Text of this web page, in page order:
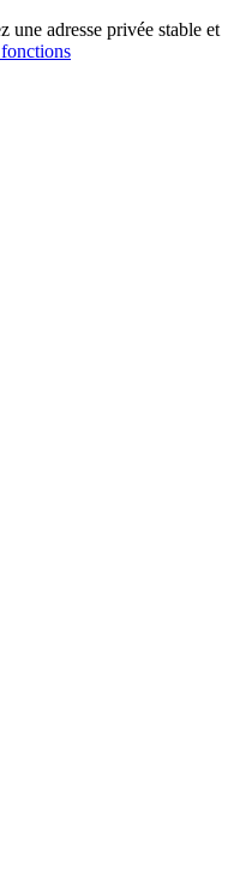
une adresse privée stable et